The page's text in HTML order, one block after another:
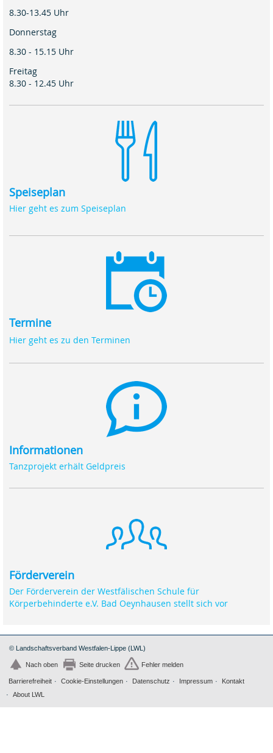
8.30-13.45 Uhr
Donnerstag
8.30 - 15.15 Uhr
Freitag
8.30 - 12.45 Uhr
Speiseplan
Hier geht es zum Speiseplan
Termine
Hier geht es zu den Terminen
Informationen
Tanzprojekt erhält Geldpreis
Förderverein
Der Förderverein der Westfälischen Schule für
Körperbehinderte e.V. Bad Oeynhausen stellt sich vor
© Landschaftsverband Westfalen-Lippe (LWL)
Nach oben Seite drucken Fehler melden
Barrierefreiheit Cookie-Einstellungen Datenschutz Impressum
Kontakt
About LWL